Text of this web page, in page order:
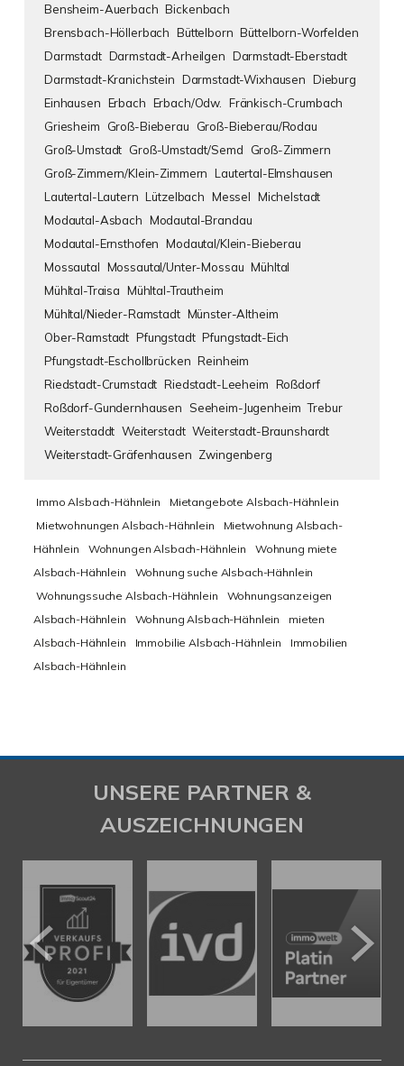
Bensheim-Auerbach Bickenbach
Brensbach-Höllerbach Büttelborn Büttelborn-Worfelden
Darmstadt Darmstadt-Arheilgen Darmstadt-Eberstadt
Darmstadt-Kranichstein Darmstadt-Wixhausen Dieburg
Einhausen Erbach Erbach/Odw.
Fränkisch-Crumbach
Griesheim
Groß-Bieberau
Groß-Bieberau/Rodau
Groß-Umstadt Groß-Umstadt/Semd
Groß-Zimmern
Groß-Zimmern/Klein-Zimmern Lautertal-Elmshausen
Lautertal-Lautern Lützelbach Messel Michelstadt
Modautal-Asbach Modautal-Brandau
Modautal-Ernsthofen Modautal/Klein-Bieberau
Mossautal Mossautal/Unter-Mossau Mühltal
Mühltal-Traisa Mühltal-Trautheim
Mühltal/Nieder-Ramstadt Münster-Altheim
Ober-Ramstadt Pfungstadt Pfungstadt-Eich
Pfungstadt-Eschollbrücken Reinheim
Riedstadt-Crumstadt Riedstadt-Leeheim Roßdorf
Roßdorf-Gundernhausen Seeheim-Jugenheim Trebur
Weiterstaddt Weiterstadt Weiterstadt-Braunshardt
Weiterstadt-Gräfenhausen Zwingenberg
Immo Alsbach-Hähnlein
Mietangebote Alsbach-Hähnlein
Mietwohnungen Alsbach-Hähnlein
Mietwohnung Alsbach-
Hähnlein
Wohnungen Alsbach-Hähnlein
Wohnung miete
Alsbach-Hähnlein
Wohnung suche Alsbach-Hähnlein
Wohnungssuche Alsbach-Hähnlein
Wohnungsanzeigen
Alsbach-Hähnlein
Wohnung Alsbach-Hähnlein
mieten
Alsbach-Hähnlein
Immobilie Alsbach-Hähnlein
Immobilien
Alsbach-Hähnlein
UNSERE PARTNER &
AUSZEICHNUNGEN